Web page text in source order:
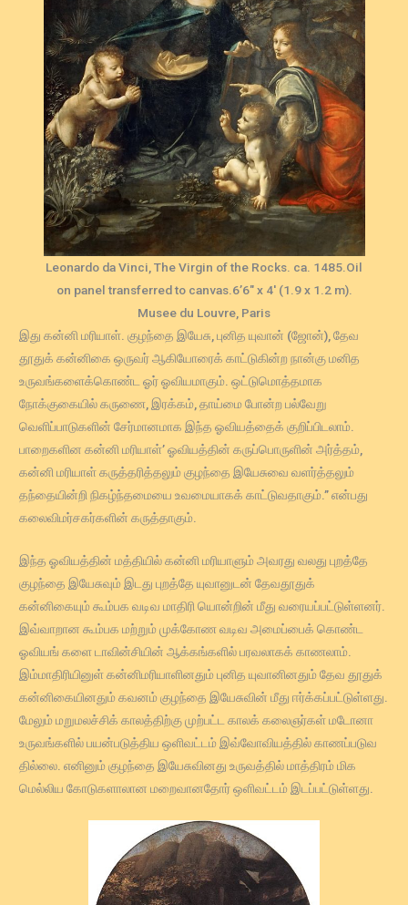
Leonardo da Vinci, The Virgin of the Rocks. ca. 1485.Oil
on panel transferred to canvas.6’6″ x 4′ (1.9 x 1.2 m).
Musee du Louvre, Paris
இது கன்னி மரியாள். குழந்தை இயேசு, புனித யுவான் (ஜோன்), தேவ
தூதுக் கன்னிகை ஒருவர் ஆகியோரைக் காட்டுகின்ற நான்கு மனித
உருவங்களைக்கொண்ட ஓர் ஓவியமாகும். ஒட்டுமொத்தமாக
நோக்குகையில் கருணை, இரக்கம், தாய்மை போன்ற பல்வேறு
வெளிப்பாடுகளின் சேர்மானமாக இந்த ஓவியத்தைக் குறிப்பிடலாம்.
பாறைகளின கன்னி மரியாள்’ ஓவியத்தின் கருப்பொருளின் அர்த்தம்,
கன்னி மரியாள் கருத்தரித்தலும் குழந்தை இயேசுவை வளர்த்தலும்
தந்தையின்றி நிகழ்ந்தமையை உவமையாகக் காட்டுவதாகும்.” என்பது
கலைவிமர்சகர்களின் கருத்தாகும்.
இந்த ஓவியத்தின் மத்தியில் கன்னி மரியாளும் அவரது வலது புறத்தே
குழந்தை இயேசுவும் இடது புறத்தே யுவானுடன் தேவதூதுக்
கன்னிகையும் கூம்பக வடிவ மாதிரி யொன்றின் மீது வரையப்பட்டுள்ளனர்.
இவ்வாறான கூம்பக மற்றும் முக்கோண வடிவ அமைப்பைக் கொண்ட
ஓவியங் களை டாவின்சியின் ஆக்கங்களில் பரவலாகக் காணலாம்.
இம்மாதிரியினுள் கன்னிமரியாளினதும் புனித யுவானினதும் தேவ தூதுக்
கன்னிகையினதும் கவனம் குழந்தை இயேசுவின் மீது ஈர்க்கப்பட்டுள்ளது.
மேலும் மறுமலச்சிக் காலத்திற்கு முற்பட்ட காலக் கலைஞர்கள் மடோனா
உருவங்களில் பயன்படுத்திய ஒளிவட்டம் இவ்வோவியத்தில் காணப்படுவ
தில்லை. எனினும் குழந்தை இயேசுவினது உருவத்தில் மாத்திரம் மிக
மெல்லிய கோடுகளாலான மறைவானதோர் ஒளிவட்டம் இடப்பட்டுள்ளது.